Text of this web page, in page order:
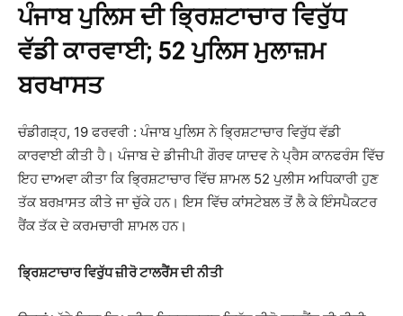
ਪੰਜਾਬ ਪੁਲਿਸ ਦੀ ਭ੍ਰਿਸ਼ਟਾਚਾਰ ਵਿਰੁੱਧ
ਵੱਡੀ ਕਾਰਵਾਈ; 52 ਪੁਲਿਸ ਮੁਲਾਜ਼ਮ
ਬਰਖਾਸਤ
ਚੰਡੀਗੜ੍ਹ, 19 ਫਰਵਰੀ : ਪੰਜਾਬ ਪੁਲਿਸ ਨੇ ਭ੍ਰਿਸ਼ਟਾਚਾਰ ਵਿਰੁੱਧ ਵੱਡੀ
ਕਾਰਵਾਈ ਕੀਤੀ ਹੈ। ਪੰਜਾਬ ਦੇ ਡੀਜੀਪੀ ਗੌਰਵ ਯਾਦਵ ਨੇ ਪ੍ਰੈਸ ਕਾਨਫਰੰਸ ਵਿੱਚ
ਇਹ ਦਾਅਵਾ ਕੀਤਾ ਕਿ ਭ੍ਰਿਸ਼ਟਾਚਾਰ ਵਿੱਚ ਸ਼ਾਮਲ 52 ਪੁਲੀਸ ਅਧਿਕਾਰੀ ਹੁਣ
ਤੱਕ ਬਰਖ਼ਾਸਤ ਕੀਤੇ ਜਾ ਚੁੱਕੇ ਹਨ। ਇਸ ਵਿੱਚ ਕਾਂਸਟੇਬਲ ਤੋਂ ਲੈ ਕੇ ਇੰਸਪੈਕਟਰ
ਰੈਂਕ ਤੱਕ ਦੇ ਕਰਮਚਾਰੀ ਸ਼ਾਮਲ ਹਨ।
ਭ੍ਰਿਸ਼ਟਾਚਾਰ ਵਿਰੁੱਧ ਜ਼ੀਰੋ ਟਾਲਰੈਂਸ ਦੀ ਨੀਤੀ